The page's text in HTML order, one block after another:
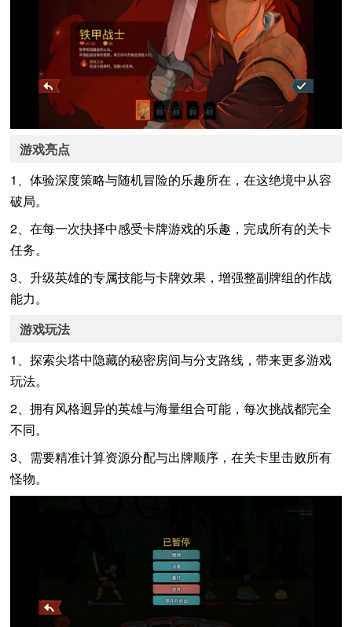
游戏亮点
1、体验深度策略与随机冒险的乐趣所在，在这绝境中从容
破局。
2、在每一次抉择中感受卡牌游戏的乐趣，完成所有的关卡
任务。
3、升级英雄的专属技能与卡牌效果，增强整副牌组的作战
能力。
游戏玩法
1、探索尖塔中隐藏的秘密房间与分支路线，带来更多游戏
玩法。
2、拥有风格迥异的英雄与海量组合可能，每次挑战都完全
不同。
3、需要精准计算资源分配与出牌顺序，在关卡里击败所有
怪物。